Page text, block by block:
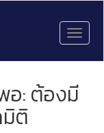
อ: ต้องมี
ติ